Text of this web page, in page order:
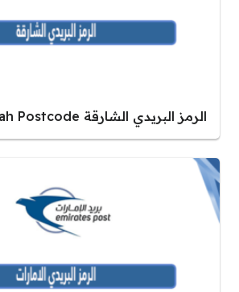
الرمز البريدي الشارقة Sharjah Postcode